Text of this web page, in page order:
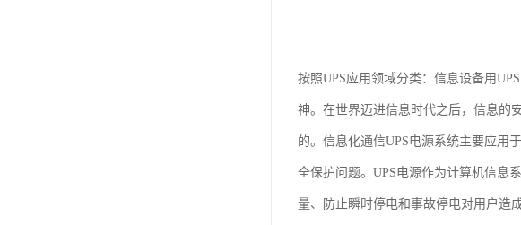
按照UPS应用领域分类：信息设备用
神。在世界迈进信息时代之后，信息的
的。信息化通信UPS电源系统主要应用
全保护问题。UPS电源作为计算机信息
量、防止瞬时停电和事故停电对用户造